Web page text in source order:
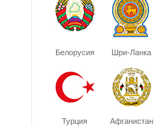
Белорусия Шри-Ланка
Турция Афганистан